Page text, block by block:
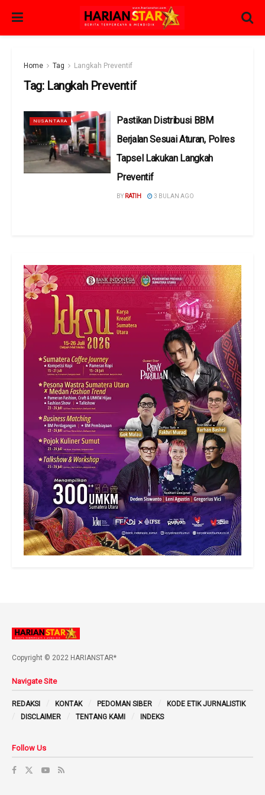
Home Tag Langkah Preventif
Tag: Langkah Preventif
NUSANTARA
Pastikan Distribusi BBM
Berjalan Sesuai Aturan, Polres
Tapsel Lakukan Langkah
Preventif
BY RATIH 3 BULAN AGO
Copyright © 2022 HARIANSTAR*
Navigate Site
REDAKSI KONTAK PEDOMAN SIBER
KODE ETIK JURNALISTIK
DISCLAIMER
TENTANG KAMI INDEKS
Follow Us